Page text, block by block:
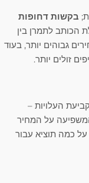
בקשות דחופות
הכותב לתמרן בין
גבוהים יותר, בעוד
זולים יותר.
העלויות –
על המחיר
על כמה תוציא עבור